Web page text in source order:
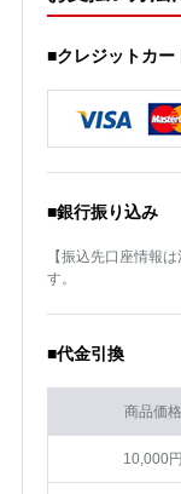
■クレジットカー
■銀行振り込み
【振込先口座情報
す。
■代金引換
商品価
10,000